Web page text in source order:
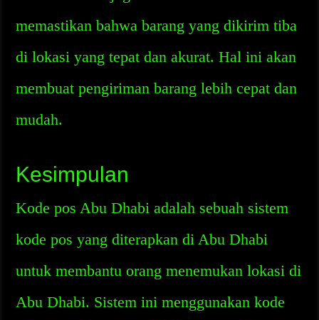
memastikan bahwa barang yang dikirim tiba
di lokasi yang tepat dan akurat. Hal ini akan
membuat pengiriman barang lebih cepat dan
mudah.
Kesimpulan
Kode pos Abu Dhabi adalah sebuah sistem
kode pos yang diterapkan di Abu Dhabi
untuk membantu orang menemukan lokasi di
Abu Dhabi. Sistem ini menggunakan kode